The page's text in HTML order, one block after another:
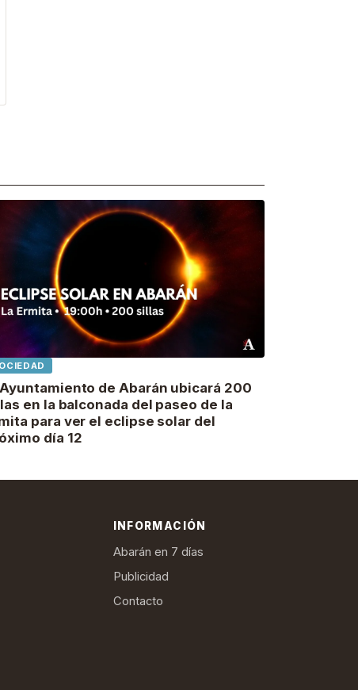
Ayuntamiento de Abarán ubicará 200
en la balconada del paseo de la
para ver el eclipse solar del
día 12
INFORMACIÓN
Abarán en 7 días
Publicidad
Contacto